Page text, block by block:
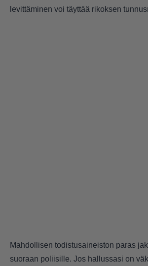
levittäminen voi täyttää rikoksen
Mahdollisen todistusaineiston paras
suoraan poliisille. Jos hallussasi on